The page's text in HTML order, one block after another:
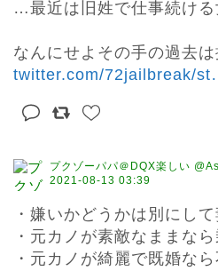
…最近は旧姓で仕事続ける
なんにせよその手の過去
twitter.com/72jailbreak/st
プクゾーパパ＠DQX楽しい
2021-08-13 03:39
・嫌いかどうかは別にし
・元カノが素敵なままなら
・元カノが綺麗で既婚なら